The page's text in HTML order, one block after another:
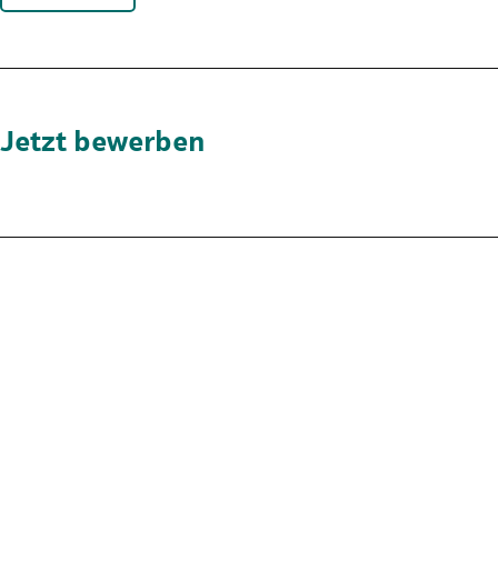
Jetzt bewerben